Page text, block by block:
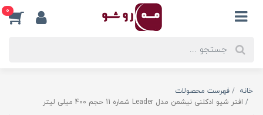
0
خانه
فهرست محصولات
افتر شیو ادکلنی نیشمن مدل Leader شماره 11 حجم 400 میلی لیتر